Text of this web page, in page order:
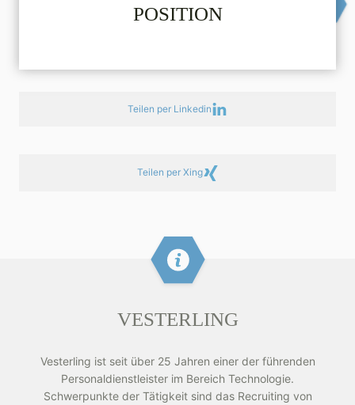
POSITION
Teilen per Linkedin
Teilen per Xing
VESTERLING
Vesterling ist seit über 25 Jahren einer der führenden
Personaldienstleister im Bereich Technologie.
Schwerpunkte der Tätigkeit sind das Recruiting von